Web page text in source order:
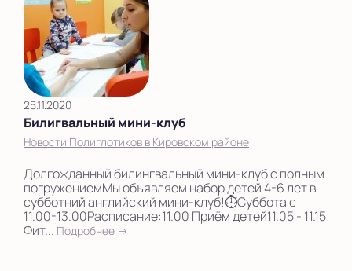
25.11.2020
Билигвальный мини-клуб
Новости Полиглотиков в Кировском районе
Долгожданный билингвальный мини-клуб с полным
погружениемМы объявляем набор детей 4-6 лет в
субботний английский мини-клуб!⏱Суббота с
11.00-13.00Расписание:11.00 Приём детей11.05 - 11.15
Фит... Подробнее →